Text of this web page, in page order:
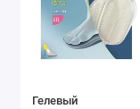
Гелевый